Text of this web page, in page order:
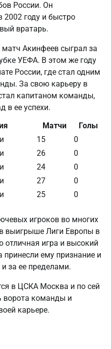
России. Он
2002 году и быстро
вратарь.
Акинфеев сыграл за
УЕФА. В этом же году
России, где стал одним
За свою карьеру в
капитаном команды,
в ее успехи.
Матчи
Голы
15
0
26
0
24
0
27
0
25 0
игроков во многих
выигрыше Лиги Европы в
отличная игра и высокий
ему признание и
за ее пределами.
в ЦСКА Москва и по сей
ворота команды и
карьере.